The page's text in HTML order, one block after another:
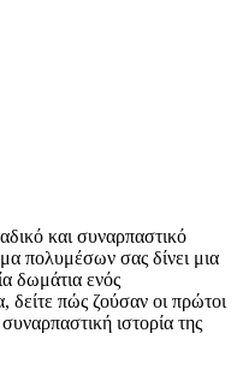
και συναρπαστικό
πολυμέσων σας δίνει μια
δωμάτια ενός
δείτε πώς ζούσαν οι πρώτοι
ιστορία της